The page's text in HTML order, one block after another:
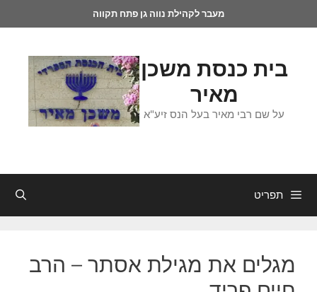
מעבר לקהילת נווה גן פתח תקווה
בית כנסת משכן
מאיר
על שם רבי מאיר בעל הנס זיע"א
תפריט
מגלים את מגילת אסתר – הרב